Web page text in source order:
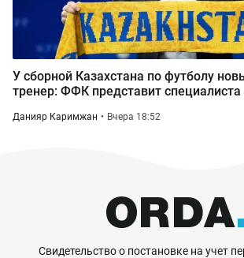
У сборной Казахстана по футболу
тренер: ФФК представит специалиста
Данияр Каримжан Вчера 18:52
Свидетельство о постановке на учет